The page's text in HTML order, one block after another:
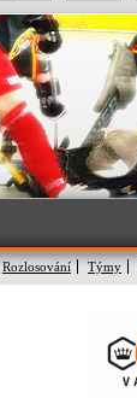
Rozlosování Týmy